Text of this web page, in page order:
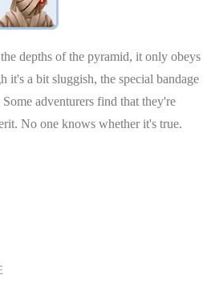
depths of the pyramid, it only obeys
it's a bit sluggish, the special bandage
adventurers find that they're
No one knows whether it's true.